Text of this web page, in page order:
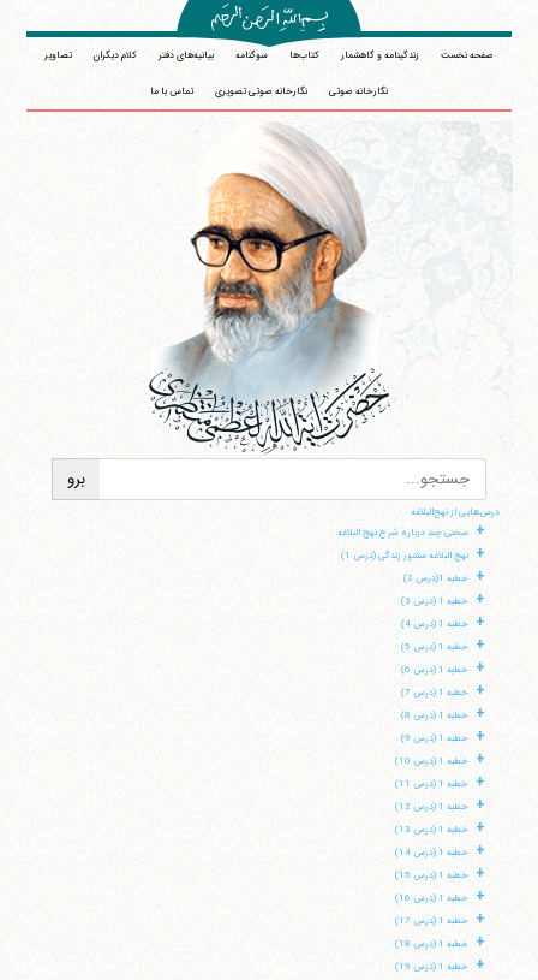
صفحه نخست زندگینامه و گاهشمار کتاب‌ها سوگنامه بیانیه‌های دفتر کلام دیگران تصاویر
نگارخانه صوتی نگارخانه صوتی تصویری تماس با ما
درس‌هایی از نهج‌البلاغه
+ سخنی چند درباره شرح نهج البلاغه
+ نهج البلاغه منشور زندگی (درس 1)
+ خطبه 1(درس 2)
+ خطبه 1 (درس 3)
+ خطبه 1 (درس 4)
+ خطبه 1 (درس 5)
+ خطبه 1 (درس 6)
+ خطبه 1 (درس 7)
+ خطبه 1 (درس 8)
+ خطبه 1 (درس 9)
+ خطبه 1 (درس 10)
+ خطبه 1 (درس 11)
+ خطبه 1 (درس 12)
+ خطبه 1 (درس 13)
+ خطبه 1 (درس 14)
+ خطبه 1 (درس 15)
+ خطبه 1 (درس 16)
+ خطبه 1 (درس 17)
+ خطبه 1 (درس 18)
+ خطبه 1 (درس 19)